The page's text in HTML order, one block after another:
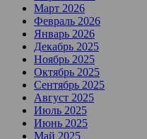
Март 2026
Февраль 2026
Январь 2026
Декабрь 2025
Ноябрь 2025
Октябрь 2025
Сентябрь 2025
Август 2025
Июль 2025
Июнь 2025
Май 2025